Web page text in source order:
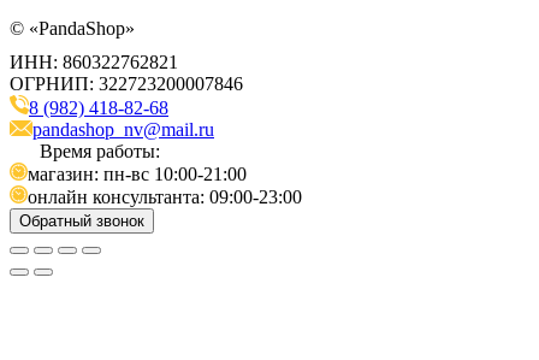
© «PandaShop»
ИНН: 860322762821
ОГРНИП: 322723200007846
8 (982) 418-82-68
pandashop_nv@mail.ru
Время работы:
магазин: пн-вс 10:00-21:00
онлайн консультанта: 09:00-23:00
Обратный звонок